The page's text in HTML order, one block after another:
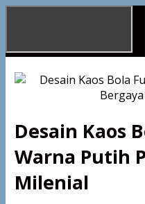
Desain Kaos
Warna Putih
Milenial